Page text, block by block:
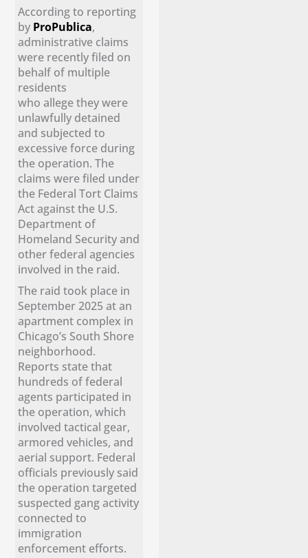
According to reporting
by ProPublica,
administrative claims
were recently filed on
behalf of multiple
residents
who allege they were
unlawfully detained
and subjected to
excessive force during
the operation. The
claims were filed under
the Federal Tort Claims
Act against the U.S.
Department of
Homeland Security and
other federal agencies
involved in the raid.
The raid took place in
September 2025 at an
apartment complex in
Chicago’s South Shore
neighborhood.
Reports state that
hundreds of federal
agents participated in
the operation, which
involved tactical gear,
armored vehicles, and
aerial support. Federal
officials previously said
the operation targeted
suspected gang activity
connected to
immigration
enforcement efforts.